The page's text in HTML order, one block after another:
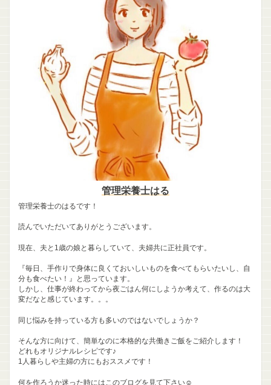
管理栄養士はる
管理栄養士のはるです！
読んでいただいてありがとうございます。
現在、夫と1歳の娘と暮らしていて、夫婦共に正社員です。
『毎日、手作りで身体に良くておいしいものを食べてもらいたいし、自
分も食べたい！』と思っています。
しかし、仕事が終わってから夜ごはん何にしようか考えて、作るのは大
変だなと感じています。。。
同じ悩みを持っている方も多いのではないでしょうか？
そんな方に向けて、簡単なのに本格的な共働きご飯をご紹介します！
どれもオリジナルレシピです♪
1人暮らしや主婦の方にもおススメです！
何を作ろうか迷った時にはこのブログを見て下さい☺